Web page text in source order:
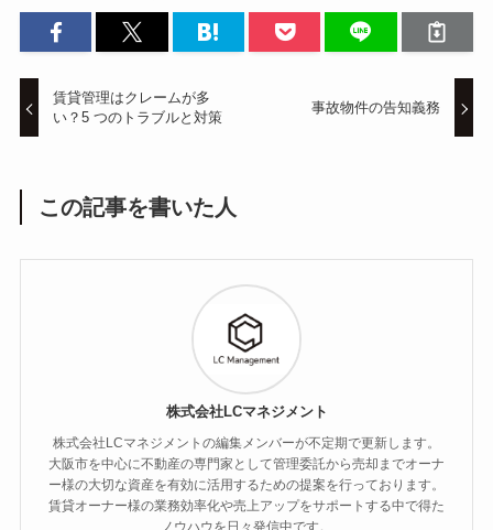
賃貸管理はクレームが多
い？5 つのトラブルと対策
事故物件の告知義務
この記事を書いた人
株式会社LCマネジメント
株式会社LCマネジメントの編集メンバーが不定期で更新します。
大阪市を中心に不動産の専門家として管理委託から売却までオーナ
ー様の大切な資産を有効に活用するための提案を行っております。
賃貸オーナー様の業務効率化や売上アップをサポートする中で得た
ノウハウを日々発信中です。